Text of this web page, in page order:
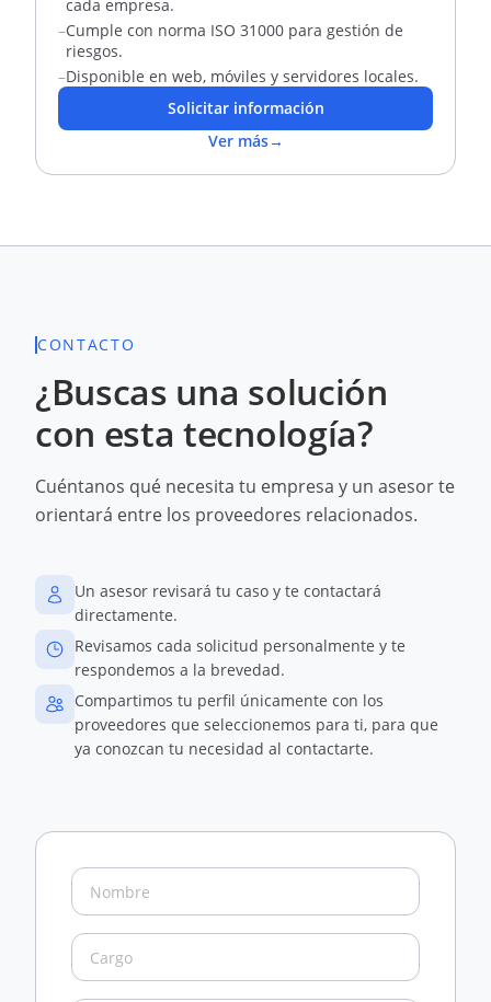
cada empresa.
–Cumple con norma ISO 31000 para gestión de
riesgos.
–Disponible en web, móviles y servidores locales.
Solicitar información
Ver más→
CONTACTO
¿Buscas una solución
con esta tecnología?
Cuéntanos qué necesita tu empresa y un asesor te
orientará entre los proveedores relacionados.
Un asesor revisará tu caso y te contactará
directamente.
Revisamos cada solicitud personalmente y te
respondemos a la brevedad.
Compartimos tu perfil únicamente con los
proveedores que seleccionemos para ti, para que
ya conozcan tu necesidad al contactarte.